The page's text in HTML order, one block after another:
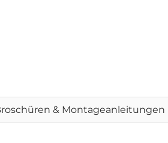
& Montageanleitungen